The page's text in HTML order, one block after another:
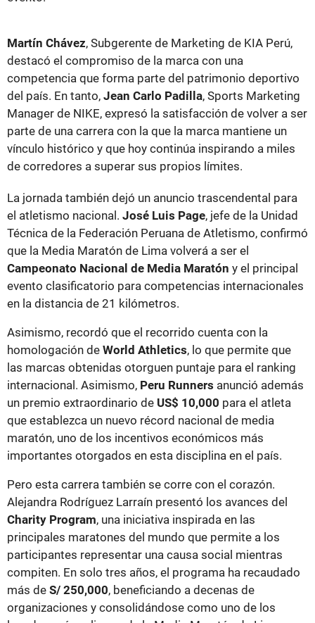
Martín Chávez, Subgerente de Marketing de KIA Perú,
destacó el compromiso de la marca con una
competencia que forma parte del patrimonio deportivo
del país. En tanto, Jean Carlo Padilla, Sports Marketing
Manager de NIKE, expresó la satisfacción de volver a ser
parte de una carrera con la que la marca mantiene un
vínculo histórico y que hoy continúa inspirando a miles
de corredores a superar sus propios límites.
La jornada también dejó un anuncio trascendental para
el atletismo nacional. José Luis Page, jefe de la Unidad
Técnica de la Federación Peruana de Atletismo, confirmó
que la Media Maratón de Lima volverá a ser el
Campeonato Nacional de Media Maratón y el principal
evento clasificatorio para competencias internacionales
en la distancia de 21 kilómetros.
Asimismo, recordó que el recorrido cuenta con la
homologación de World Athletics, lo que permite que
las marcas obtenidas otorguen puntaje para el ranking
internacional. Asimismo, Peru Runners anunció además
un premio extraordinario de US$ 10,000 para el atleta
que establezca un nuevo récord nacional de media
maratón, uno de los incentivos económicos más
importantes otorgados en esta disciplina en el país.
Pero esta carrera también se corre con el corazón.
Alejandra Rodríguez Larraín presentó los avances del
Charity Program, una iniciativa inspirada en las
principales maratones del mundo que permite a los
participantes representar una causa social mientras
compiten. En solo tres años, el programa ha recaudado
más de S/ 250,000, beneficiando a decenas de
organizaciones y consolidándose como uno de los